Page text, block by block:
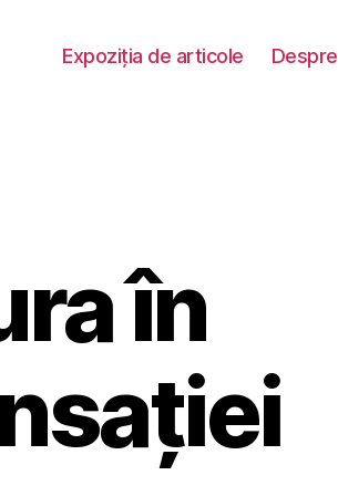
Expoziția de articole Despre
în